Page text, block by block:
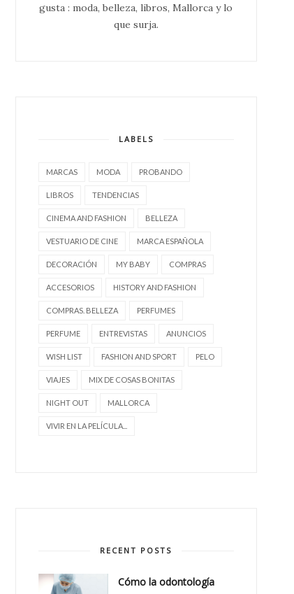
gusta : moda, belleza, libros, Mallorca y lo
que surja.
LABELS
MARCAS MODA PROBANDO
LIBROS TENDENCIAS
CINEMA AND FASHION BELLEZA
VESTUARIO DE CINE MARCA ESPAÑOLA
DECORACIÓN MY BABY COMPRAS
ACCESORIOS HISTORY AND FASHION
COMPRAS. BELLEZA PERFUMES
PERFUME ENTREVISTAS ANUNCIOS
WISH LIST FASHION AND SPORT PELO
VIAJES MIX DE COSAS BONITAS
NIGHT OUT MALLORCA
VIVIR EN LA PELÍCULA...
RECENT POSTS
Cómo la odontología